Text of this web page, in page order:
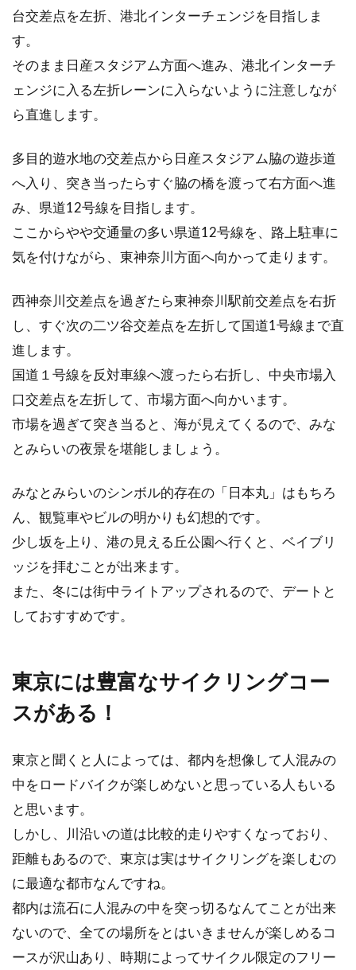
台交差点を左折、港北インターチェンジを目指しま
す。
そのまま日産スタジアム方面へ進み、港北インターチ
ェンジに入る左折レーンに入らないように注意しなが
ら直進します。
多目的遊水地の交差点から日産スタジアム脇の遊歩道
へ入り、突き当ったらすぐ脇の橋を渡って右方面へ進
み、県道12号線を目指します。
ここからやや交通量の多い県道12号線を、路上駐車に
気を付けながら、東神奈川方面へ向かって走ります。
西神奈川交差点を過ぎたら東神奈川駅前交差点を右折
し、すぐ次の二ツ谷交差点を左折して国道1号線まで直
進します。
国道１号線を反対車線へ渡ったら右折し、中央市場入
口交差点を左折して、市場方面へ向かいます。
市場を過ぎて突き当ると、海が見えてくるので、みな
とみらいの夜景を堪能しましょう。
みなとみらいのシンボル的存在の「日本丸」はもちろ
ん、観覧車やビルの明かりも幻想的です。
少し坂を上り、港の見える丘公園へ行くと、ベイブリ
ッジを拝むことが出来ます。
また、冬には街中ライトアップされるので、デートと
しておすすめです。
東京には豊富なサイクリングコー
スがある！
東京と聞くと人によっては、都内を想像して人混みの
中をロードバイクが楽しめないと思っている人もいる
と思います。
しかし、川沿いの道は比較的走りやすくなっており、
距離もあるので、東京は実はサイクリングを楽しむの
に最適な都市なんですね。
都内は流石に人混みの中を突っ切るなんてことが出来
ないので、全ての場所をとはいきませんが楽しめるコ
ースが沢山あり、時期によってサイクル限定のフリー